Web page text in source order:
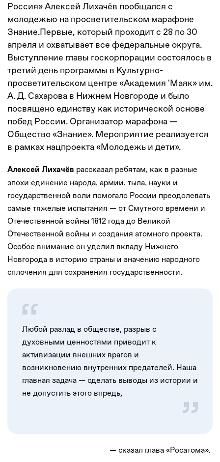
Россия» Алексей Лихачёв пообщался с
молодежью на просветительском марафоне
Знание.Первые, который проходит с 28 по 30
апреля и охватывает все федеральные округа.
Выступление главы госкорпорации состоялось в
третий день программы в Культурно-
просветительском центре «Академия 'Маяк» им.
А. Д. Сахарова в Нижнем Новгороде и было
посвящено единству как исторической основе
побед России. Организатор марафона —
Общество «Знание». Мероприятие реализуется
в рамках нацпроекта «Молодежь и дети».
Алексей Лихачёв рассказал ребятам, как в разные
эпохи единение народа, армии, тыла, науки и
государственной воли помогало России преодолевать
самые тяжелые испытания — от Смутного времени и
Отечественной войны 1812 года до Великой
Отечественной войны и создания атомного проекта.
Особое внимание он уделил вкладу Нижнего
Новгорода в историю страны и значению народного
сплочения для сохранения государственности.
Любой разлад в обществе, разрыв с
духовными ценностями приводит к
активизации внешних врагов и
возникновению внутренних предателей. Наша
главная задача — сделать выводы из истории и
не допустить этого впредь,
— сказал глава «Росатома».